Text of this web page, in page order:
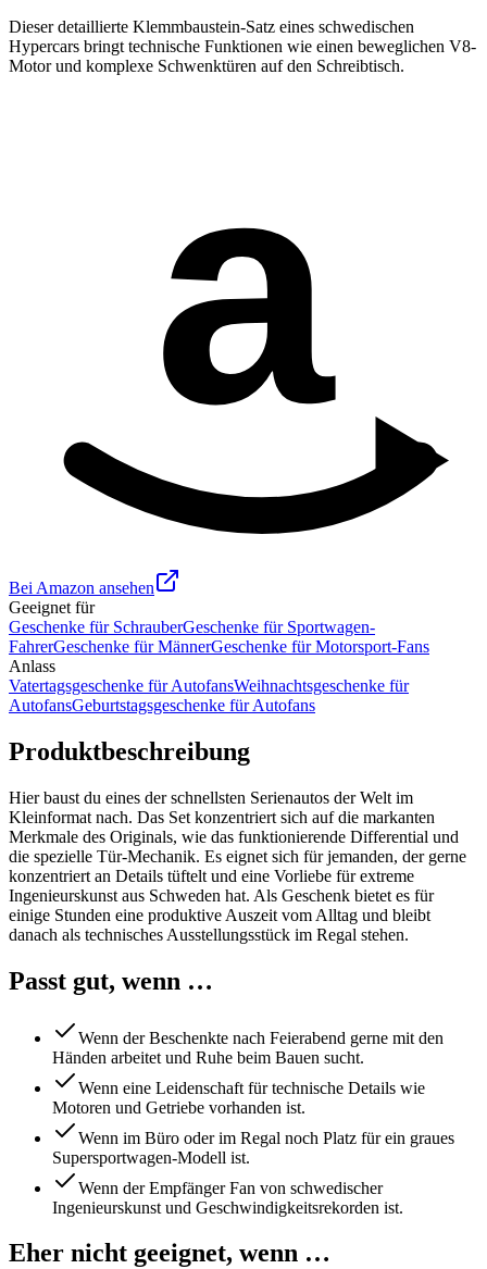
Dieser detaillierte Klemmbaustein-Satz eines schwedischen
Hypercars bringt technische Funktionen wie einen beweglichen V8-
Motor und komplexe Schwenktüren auf den Schreibtisch.
a
Bei Amazon ansehen
Geeignet für
Geschenke für SchrauberGeschenke für Sportwagen-
FahrerGeschenke für MännerGeschenke für Motorsport-Fans
Anlass
Vatertagsgeschenke für AutofansWeihnachtsgeschenke für
AutofansGeburtstagsgeschenke für Autofans
Produktbeschreibung
Hier baust du eines der schnellsten Serienautos der Welt im
Kleinformat nach. Das Set konzentriert sich auf die markanten
Merkmale des Originals, wie das funktionierende Differential und
die spezielle Tür-Mechanik. Es eignet sich für jemanden, der gerne
konzentriert an Details tüftelt und eine Vorliebe für extreme
Ingenieurskunst aus Schweden hat. Als Geschenk bietet es für
einige Stunden eine produktive Auszeit vom Alltag und bleibt
danach als technisches Ausstellungsstück im Regal stehen.
Passt gut, wenn …
Wenn der Beschenkte nach Feierabend gerne mit den
Händen arbeitet und Ruhe beim Bauen sucht.
Wenn eine Leidenschaft für technische Details wie
Motoren und Getriebe vorhanden ist.
Wenn im Büro oder im Regal noch Platz für ein graues
Supersportwagen-Modell ist.
Wenn der Empfänger Fan von schwedischer
Ingenieurskunst und Geschwindigkeitsrekorden ist.
Eher nicht geeignet, wenn …